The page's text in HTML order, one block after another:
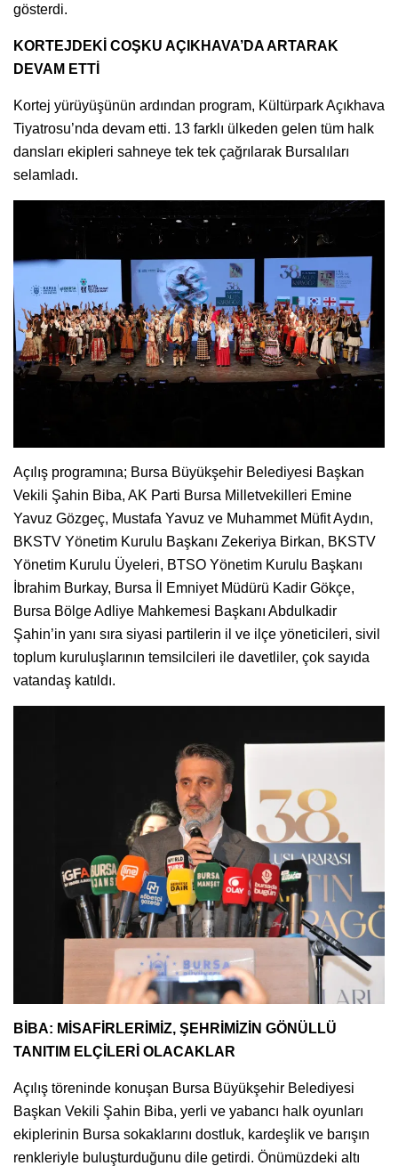
gösterdi.
KORTEJDEKİ COŞKU AÇIKHAVA’DA ARTARAK
DEVAM ETTİ
Kortej yürüyüşünün ardından program, Kültürpark Açıkhava
Tiyatrosu’nda devam etti. 13 farklı ülkeden gelen tüm halk
dansları ekipleri sahneye tek tek çağrılarak Bursalıları
selamladı.
Açılış programına; Bursa Büyükşehir Belediyesi Başkan
Vekili Şahin Biba, AK Parti Bursa Milletvekilleri Emine
Yavuz Gözgeç, Mustafa Yavuz ve Muhammet Müfit Aydın,
BKSTV Yönetim Kurulu Başkanı Zekeriya Birkan, BKSTV
Yönetim Kurulu Üyeleri, BTSO Yönetim Kurulu Başkanı
İbrahim Burkay, Bursa İl Emniyet Müdürü Kadir Gökçe,
Bursa Bölge Adliye Mahkemesi Başkanı Abdulkadir
Şahin’in yanı sıra siyasi partilerin il ve ilçe yöneticileri, sivil
toplum kuruluşlarının temsilcileri ile davetliler, çok sayıda
vatandaş katıldı.
BİBA: MİSAFİRLERİMİZ, ŞEHRİMİZİN GÖNÜLLÜ
TANITIM ELÇİLERİ OLACAKLAR
Açılış töreninde konuşan Bursa Büyükşehir Belediyesi
Başkan Vekili Şahin Biba, yerli ve yabancı halk oyunları
ekiplerinin Bursa sokaklarını dostluk, kardeşlik ve barışın
renkleriyle buluşturduğunu dile getirdi. Önümüzdeki altı